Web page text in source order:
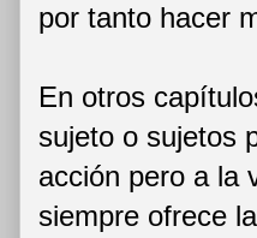
por tanto hacer
En otros
sujeto o sujetos
acción pero a la
siempre ofrece